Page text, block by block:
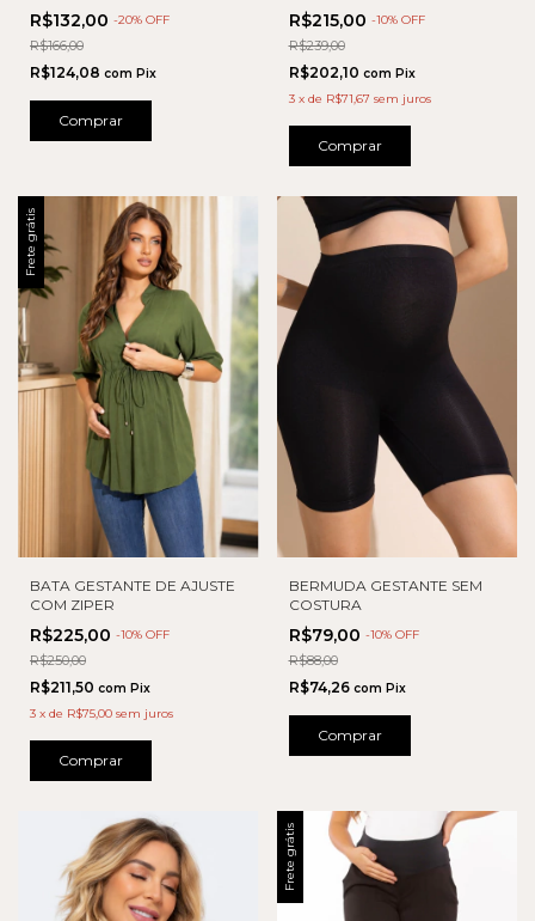
R$132,00 -20% OFF
R$166,00
R$124,08 com Pix
Comprar
R$215,00 -10% OFF
R$239,00
R$202,10 com Pix
3 x de R$71,67 sem juros
Comprar
Frete grátis
BATA GESTANTE DE AJUSTE
COM ZIPER
R$225,00 -10% OFF
R$250,00
R$211,50 com Pix
3 x de R$75,00 sem juros
Comprar
BERMUDA GESTANTE SEM
COSTURA
R$79,00 -10% OFF
R$88,00
R$74,26 com Pix
Comprar
Frete grátis